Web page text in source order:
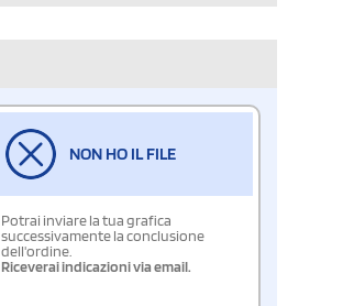
NON HO IL FILE
Potrai inviare la tua grafica
successivamente la conclusione
dell'ordine.
Riceverai indicazioni via email.